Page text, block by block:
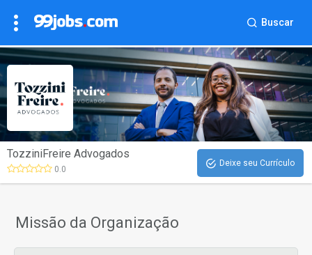
Buscar
TozziniFreire Advogados
0.0
Deixe seu Currículo
Missão da Organização